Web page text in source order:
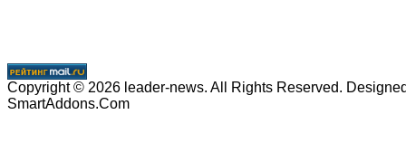
Copyright © 2026 leader-news. All Rights Reserved.
SmartAddons.Com